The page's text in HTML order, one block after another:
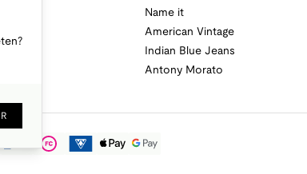
Name it
American Vintage
Indian Blue Jeans
Antony Morato